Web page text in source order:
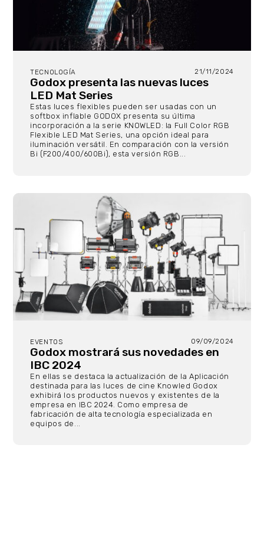
TECNOLOGÍA 21/11/2024
Godox presenta las nuevas luces
LED Mat Series
Estas luces flexibles pueden ser usadas con un
softbox inflable GODOX presenta su última
incorporación a la serie KNOWLED: la Full Color RGB
Flexible LED Mat Series, una opción ideal para
iluminación versátil. En comparación con la versión
Bi (F200/400/600Bi), esta versión RGB...
EVENTOS 09/09/2024
Godox mostrará sus novedades en
IBC 2024
En ellas se destaca la actualización de la Aplicación
destinada para las luces de cine Knowled Godox
exhibirá los productos nuevos y existentes de la
empresa en IBC 2024. Como empresa de
fabricación de alta tecnología especializada en
equipos de...